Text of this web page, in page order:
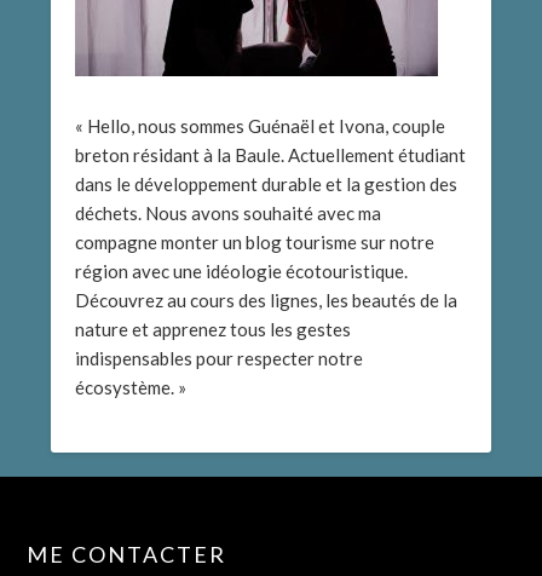
« Hello, nous sommes Guénaël et Ivona, couple
breton résidant à la Baule. Actuellement étudiant
dans le développement durable et la gestion des
déchets. Nous avons souhaité avec ma
compagne monter un blog tourisme sur notre
région avec une idéologie écotouristique.
Découvrez au cours des lignes, les beautés de la
nature et apprenez tous les gestes
indispensables pour respecter notre
écosystème. »
ME CONTACTER